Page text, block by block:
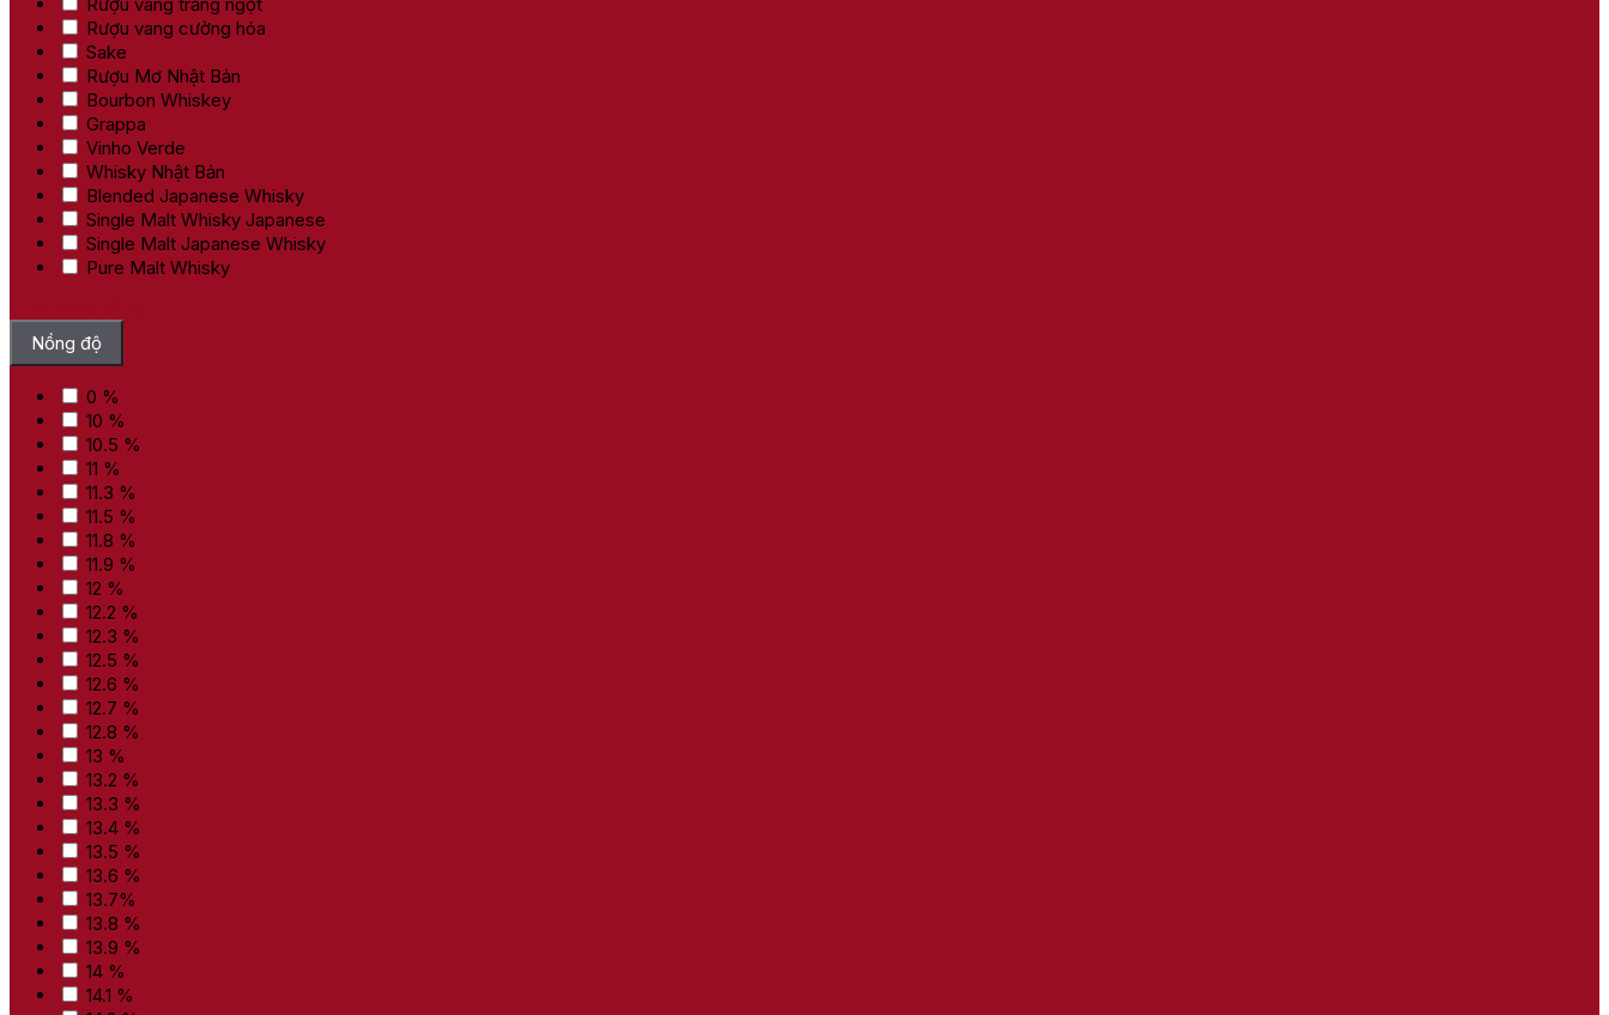
Rượu vang cường hóa
Sake
Rượu Mơ Nhật Bản
Bourbon Whiskey
Grappa
Vinho Verde
Whisky Nhật Bản
Blended Japanese Whisky
Single Malt Whisky Japanese
Single Malt Japanese Whisky
Pure Malt Whisky
Nồng độ
0 %
10 %
10.5 %
11 %
11.3 %
11.5 %
11.8 %
11.9 %
12 %
12.2 %
12.3 %
12.5 %
12.6 %
12.7 %
12.8 %
13 %
13.2 %
13.3 %
13.4 %
13.5 %
13.6 %
13.7%
13.8 %
13.9 %
14 %
14.1 %